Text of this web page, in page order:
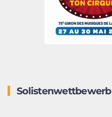
Solistenwettbewerb